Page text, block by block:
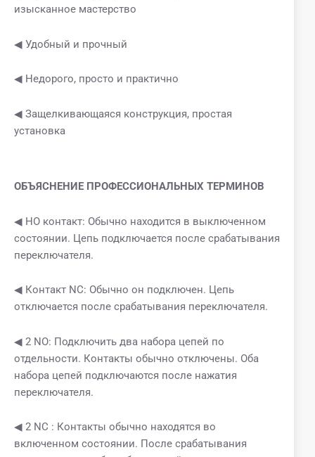
изысканное мастерство
◀ Удобный и прочный
◀ Недорого, просто и практично
◀ Защелкивающаяся конструкция, простая
установка
ОБЪЯСНЕНИЕ ПРОФЕССИОНАЛЬНЫХ ТЕРМИНОВ
◀ НО контакт: Обычно находится в выключенном
состоянии. Цепь подключается после срабатывания
переключателя.
◀ Контакт NC: Обычно он подключен. Цепь
отключается после срабатывания переключателя.
◀ 2 NO: Подключить два набора цепей по
отдельности. Контакты обычно отключены. Оба
набора цепей подключаются после нажатия
переключателя.
◀ 2 NC : Контакты обычно находятся во
включенном состоянии. После срабатывания